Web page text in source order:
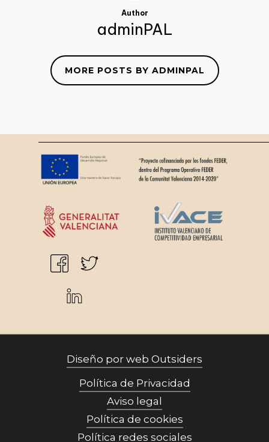
Author
adminPAL
MORE POSTS BY ADMINPAL
Diseño por web Outsiders
Política de Privacidad
Aviso legal
Política de cookies
Política redes sociales